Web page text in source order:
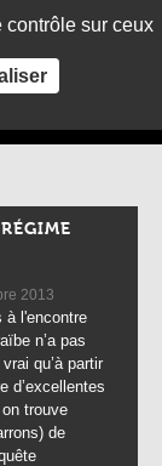
MENU
la Caraïbe
2013
à l'encontre
n’a pas
qu’à partir
d’excellentes
trouve
de
contrôle sur ceux